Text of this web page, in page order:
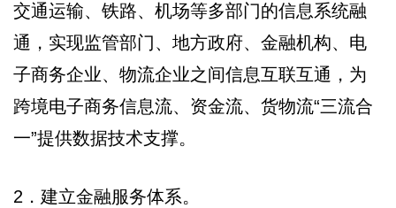
交通运输、铁路、机场等多部门的信息系统融
通，实现监管部门、地方政府、金融机构、电
子商务企业、物流企业之间信息互联互通，为
跨境电子商务信息流、资金流、货物流“三流合
一”提供数据技术支撑。
2．建立金融服务体系。